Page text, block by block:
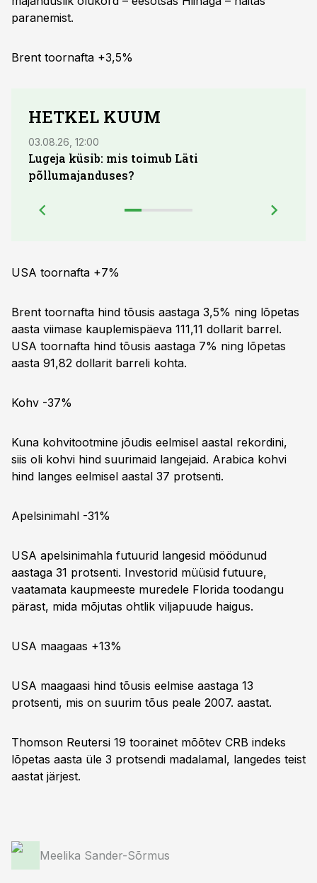
paranemist.
Brent toornafta +3,5%
HETKEL KUUM
03.08.26, 12:00
Lugeja küsib: mis toimub Läti
põllumajanduses?
USA toornafta +7%
Brent toornafta hind tõusis aastaga 3,5% ning lõpetas
aasta viimase kauplemispäeva 111,11 dollarit barrel.
USA toornafta hind tõusis aastaga 7% ning lõpetas
aasta 91,82 dollarit barreli kohta.
Kohv -37%
Kuna kohvitootmine jõudis eelmisel aastal rekordini,
siis oli kohvi hind suurimaid langejaid. Arabica kohvi
hind langes eelmisel aastal 37 protsenti.
Apelsinimahl -31%
USA apelsinimahla futuurid langesid möödunud
aastaga 31 protsenti. Investorid müüsid futuure,
vaatamata kaupmeeste muredele Florida toodangu
pärast, mida mõjutas ohtlik viljapuude haigus.
USA maagaas +13%
USA maagaasi hind tõusis eelmise aastaga 13
protsenti, mis on suurim tõus peale 2007. aastat.
Thomson Reutersi 19 toorainet mõõtev CRB indeks
lõpetas aasta üle 3 protsendi madalamal, langedes teist
aastat järjest.
Meelika Sander-Sõrmus